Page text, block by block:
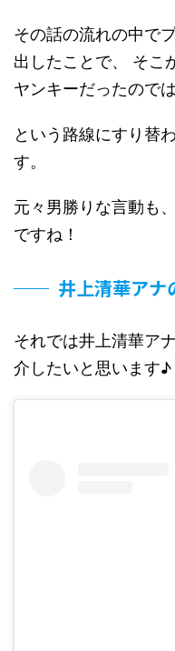
その話の流れの中で
出したことで、 そこ
ヤンキーだったので
という路線にすり替
す。
元々男勝りな言動も
ですね！
井上清華アナ
それでは井上清華ア
介したいと思います♪